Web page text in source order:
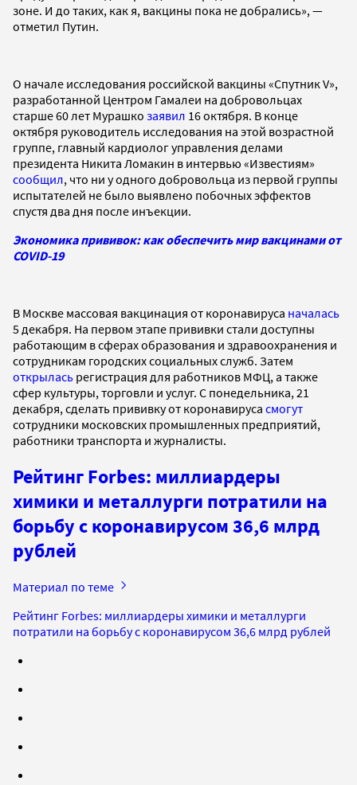
зоне. И до таких, как я, вакцины пока не добрались», —
отметил Путин.
О начале исследования российской вакцины «Спутник V»,
разработанной Центром Гамалеи на добровольцах
старше 60 лет Мурашко заявил 16 октября. В конце
октября руководитель исследования на этой возрастной
группе, главный кардиолог управления делами
президента Никита Ломакин в интервью «Известиям»
сообщил, что ни у одного добровольца из первой группы
испытателей не было выявлено побочных эффектов
спустя два дня после инъекции.
Экономика прививок: как обеспечить мир вакцинами от
COVID-19
В Москве массовая вакцинация от коронавируса началась
5 декабря. На первом этапе прививки стали доступны
работающим в сферах образования и здравоохранения и
сотрудникам городских социальных служб. Затем
открылась регистрация для работников МФЦ, а также
сфер культуры, торговли и услуг. С понедельника, 21
декабря, сделать прививку от коронавируса смогут
сотрудники московских промышленных предприятий,
работники транспорта и журналисты.
Рейтинг Forbes: миллиардеры
химики и металлурги потратили на
борьбу с коронавирусом 36,6 млрд
рублей
Материал по теме
Рейтинг Forbes: миллиардеры химики и металлурги
потратили на борьбу с коронавирусом 36,6 млрд рублей